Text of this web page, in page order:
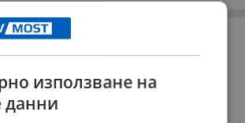
РЕКЛАМА
използване на
данни